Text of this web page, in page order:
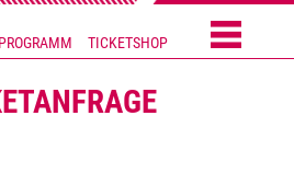
PROGRAMM TICKETSHOP